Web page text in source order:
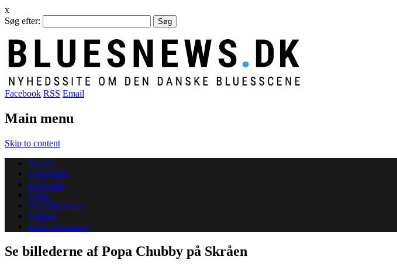
x
Søg efter:
Facebook RSS Email
Main menu
Skip to content
Forside
Udgivelser
Koncerter
Links
Om Bluesnews
English
Koncertkalender
Se billederne af Popa Chubby på Skråen